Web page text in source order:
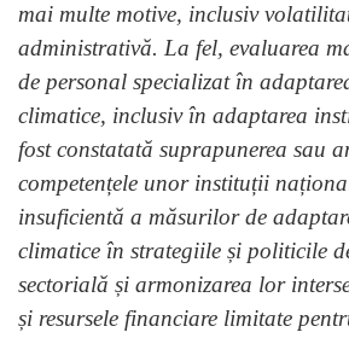
mai multe motive, inclusiv
administrativă. La fel, evaluarea
de personal specializat în
climatice, inclusiv în adaptarea
fost constatată suprapunerea sau
competențele unor instituții
insuficientă a măsurilor de
climatice în strategiile și politicile
sectorială și armonizarea lor
și resursele financiare limitate